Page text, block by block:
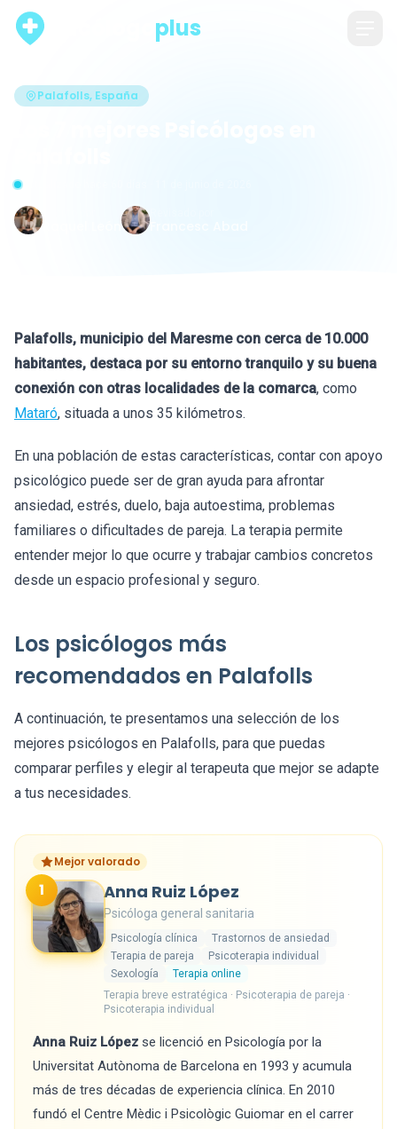
plus
Palafolls, España
Actualizado hace 60 días · 11 de junio de 2026
Palafolls, municipio del Maresme con cerca de 10.000
habitantes, destaca por su entorno tranquilo y su buena
conexión con otras localidades de la comarca, como
Mataró, situada a unos 35 kilómetros.
En una población de estas características, contar con apoyo
psicológico puede ser de gran ayuda para afrontar
ansiedad, estrés, duelo, baja autoestima, problemas
familiares o dificultades de pareja. La terapia permite
entender mejor lo que ocurre y trabajar cambios concretos
desde un espacio profesional y seguro.
Los psicólogos más
recomendados en Palafolls
A continuación, te presentamos una selección de los
mejores psicólogos en Palafolls, para que puedas
comparar perfiles y elegir al terapeuta que mejor se adapte
a tus necesidades.
Mejor valorado
1 Anna Ruiz López
Psicóloga general sanitaria
Psicología clínica
Trastornos de ansiedad
Terapia de pareja
Psicoterapia individual
Sexología
Terapia online
Terapia breve estratégica · Psicoterapia de pareja ·
Psicoterapia individual
Anna Ruiz López se licenció en Psicología por la
Universitat Autònoma de Barcelona en 1993 y acumula
más de tres décadas de experiencia clínica. En 2010
fundó el Centre Mèdic i Psicològic Guiomar en el carrer